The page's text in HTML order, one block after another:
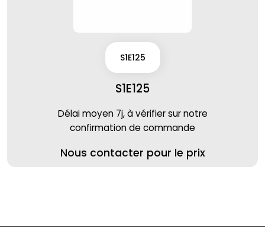
S1E125
S1E125
Délai moyen 7j, à vérifier sur notre
confirmation de commande
Nous contacter pour le prix